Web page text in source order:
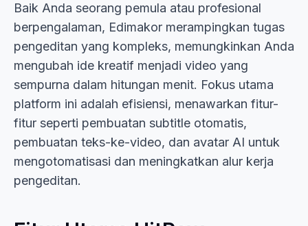
Baik Anda seorang pemula atau profesional
berpengalaman, Edimakor merampingkan tugas
pengeditan yang kompleks, memungkinkan Anda
mengubah ide kreatif menjadi video yang
sempurna dalam hitungan menit. Fokus utama
platform ini adalah efisiensi, menawarkan fitur-
fitur seperti pembuatan subtitle otomatis,
pembuatan teks-ke-video, dan avatar AI untuk
mengotomatisasi dan meningkatkan alur kerja
pengeditan.